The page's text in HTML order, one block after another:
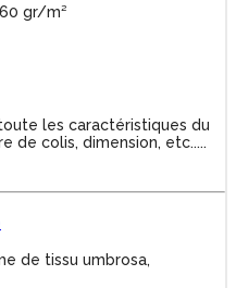
gr/m²
les caractéristiques du
de colis, dimension, etc.....
de tissu umbrosa,